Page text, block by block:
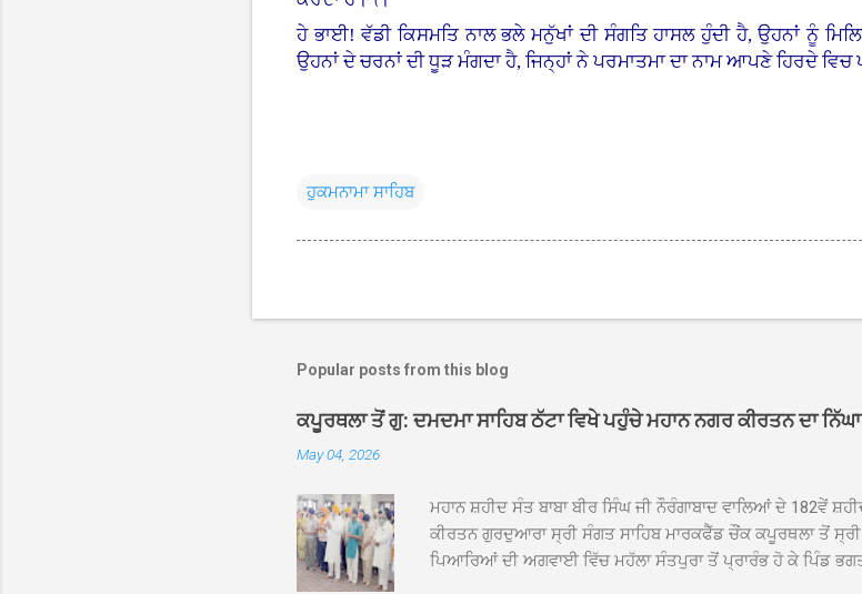
ਹੇ ਭਾਈ! ਵੱਡੀ ਕਿਸਮਤਿ ਨਾਲ ਭਲੇ ਮਨੁੱਖਾਂ ਦੀ ਸੰਗਤਿ ਹਾਸਲ ਹੁੰਦੀ ਹੈ, ਉਹਨਾਂ ਨੂੰ
ਉਹਨਾਂ ਦੇ ਚਰਨਾਂ ਦੀ ਧੂੜ ਮੰਗਦਾ ਹੈ, ਜਿਨ੍ਹਾਂ ਨੇ ਪਰਮਾਤਮਾ ਦਾ ਨਾਮ ਆਪਣੇ ਹਿਰਦੇ
ਹੁਕਮਨਾਮਾ ਸਾਹਿਬ
Popular posts from this blog
ਕਪੂਰਥਲਾ ਤੋਂ ਗੁ: ਦਮਦਮਾ ਸਾਹਿਬ ਠੱਟਾ ਵਿਖੇ ਪਹੁੰਚੇ ਮਹਾਨ ਨਗਰ ਕੀਰਤਨ ਦਾ
May 04, 2026
ਮਹਾਨ ਸ਼ਹੀਦ ਸੰਤ ਬਾਬਾ ਬੀਰ ਸਿੰਘ ਜੀ ਨੌਰੰਗਾਬਾਦ ਵਾਲਿਆਂ ਦੇ 182ਵੇਂ
ਕੀਰਤਨ ਗੁਰਦੁਆਰਾ ਸ੍ਰੀ ਸੰਗਤ ਸਾਹਿਬ ਮਾਰਕਫੈੱਡ ਚੌਂਕ ਕਪੂਰਥਲਾ ਤੋਂ
ਪਿਆਰਿਆਂ ਦੀ ਅਗਵਾਈ ਵਿੱਚ ਮਹੱਲਾ ਸੰਤਪੁਰਾ ਤੋਂ ਪ੍ਰਾਰੰਭ ਹੋ ਕੇ ਪਿੰਡ